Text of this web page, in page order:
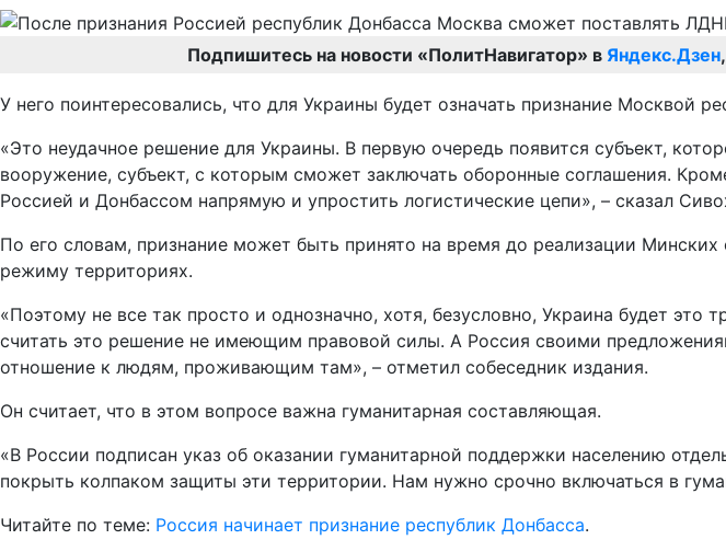
Подпишитесь на новости «ПолитНавигатор» в Яндекс.Дзен,
У него поинтересовались, что для Украины будет означать признание Москвой
«Это неудачное решение для Украины. В первую очередь появится субъект,
вооружение, субъект, с которым сможет заключать оборонные соглашения.
Россией и Донбассом напрямую и упростить логистические цепи», – сказал
По его словам, признание может быть принято на время до реализации
режиму территориях.
«Поэтому не все так просто и однозначно, хотя, безусловно, Украина будет это
считать это решение не имеющим правовой силы. А Россия своими
отношение к людям, проживающим там», – отметил собеседник издания.
Он считает, что в этом вопросе важна гуманитарная составляющая.
«В России подписан указ об оказании гуманитарной поддержки населению
покрыть колпаком защиты эти территории. Нам нужно срочно включаться в
Читайте по теме: Россия начинает признание республик Донбасса.